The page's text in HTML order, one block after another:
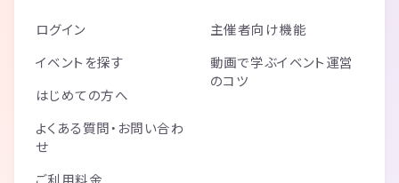
ログイン
イベントを探す
はじめての方へ
よくある質問・お問い合わ
せ
主催者向け機能
動画で学ぶイベント運営
のコツ